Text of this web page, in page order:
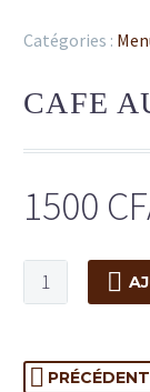
Catégories :
CAFE
1500
PRÉCÉDENT